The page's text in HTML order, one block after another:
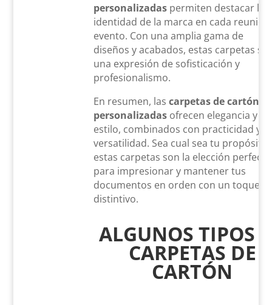
personalizadas permiten destacar la
identidad de la marca en cada reunión
evento. Con una amplia gama de
diseños y acabados, estas carpetas
una expresión de sofisticación y
profesionalismo.
En resumen, lascarpetas de cartón
personalizadas ofrecen elegancia y
estilo, combinados con practicidad y
versatilidad. Sea cual sea tu propósito,
estas carpetas son la elección perfecta
para impresionar y mantener tus
documentos en orden con un toque
distintivo.
ALGUNOS TIPOS
CARPETAS DE
CARTÓN